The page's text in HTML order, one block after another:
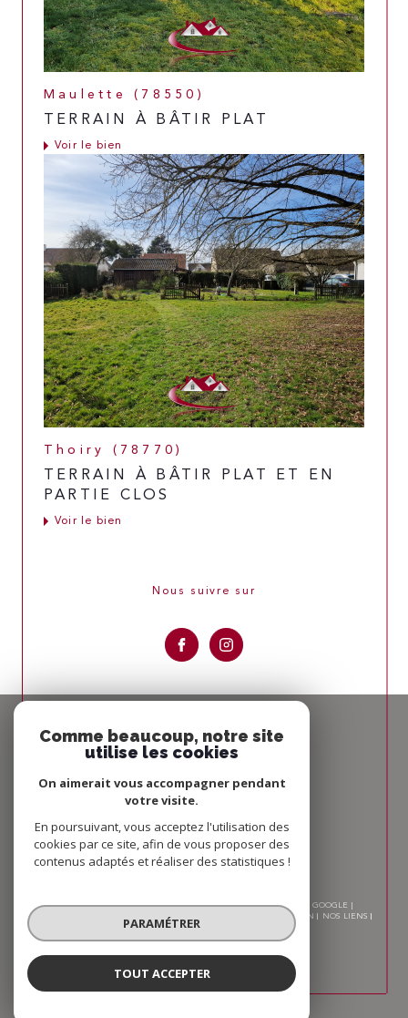
Maulette (78550)
TERRAIN À BÂTIR PLAT
Voir le bien
Thoiry (78770)
TERRAIN À BÂTIR PLAT ET EN
PARTIE CLOS
Voir le bien
Nous suivre sur
PROPRIÉTAIRE
Se connecter
Nous
ADHÉRONS
© 2026 | TOUS DROITS RÉSERVÉS | TRADUCTION POWERED BY GOOGLE |
PLAN DU SITE ADMIN
NOS LIENS
POLITIQUE RGPD
Comme beaucoup, notre site
utilise les cookies
On aimerait vous accompagner pendant
votre visite.
En poursuivant, vous acceptez l'utilisation des
cookies par ce site, afin de vous proposer des
contenus adaptés et réaliser des statistiques !
PARAMÉTRER
TOUT ACCEPTER